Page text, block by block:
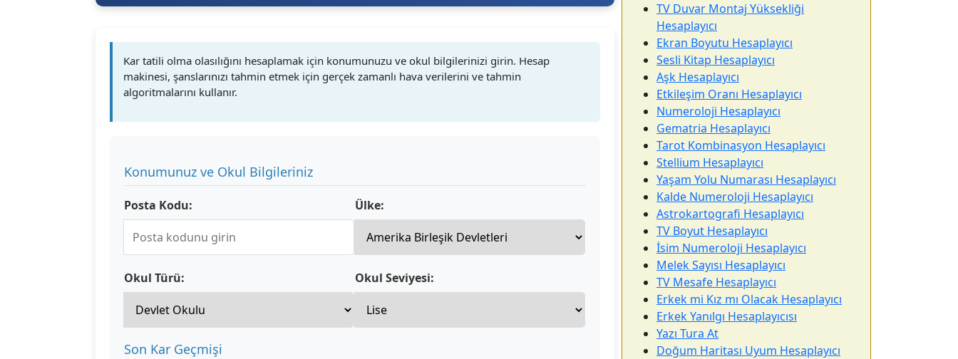
Kar tatili olma olasılığını hesaplamak için konumunuzu ve okul bilgilerinizi girin. Hesap
makinesi, şanslarınızı tahmin etmek için gerçek zamanlı hava verilerini ve tahmin
algoritmalarını kullanır.
Konumunuz ve Okul Bilgileriniz
Posta Kodu: Ülke:
Okul Türü: Okul Seviyesi:
Son Kar Geçmişi
TV Duvar Montaj Yüksekliği
Hesaplayıcı
Ekran Boyutu Hesaplayıcı
Sesli Kitap Hesaplayıcı
Aşk Hesaplayıcı
Etkileşim Oranı Hesaplayıcı
Numeroloji Hesaplayıcı
Gematria Hesaplayıcı
Tarot Kombinasyon Hesaplayıcı
Stellium Hesaplayıcı
Yaşam Yolu Numarası Hesaplayıcı
Kalde Numeroloji Hesaplayıcı
Astrokartografi Hesaplayıcı
TV Boyut Hesaplayıcı
İsim Numeroloji Hesaplayıcı
Melek Sayısı Hesaplayıcı
TV Mesafe Hesaplayıcı
Erkek mi Kız mı Olacak Hesaplayıcı
Erkek Yanılgı Hesaplayıcısı
Yazı Tura At
Doğum Haritası Uyum Hesaplayıcı